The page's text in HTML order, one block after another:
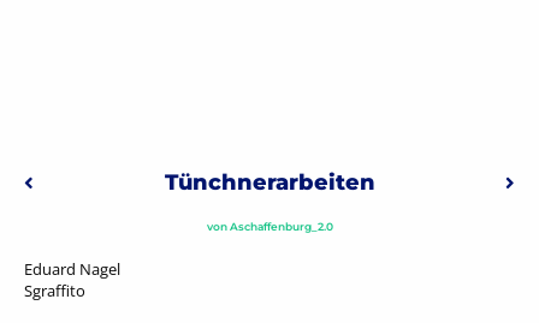
Beitragsnavigation
Vorheriger: Windspiele (Marianne Knebel-Schiele)
Tünchnerarbeiten
vonAschaffenburg_2.0
Eduard Nagel
Sgraffito